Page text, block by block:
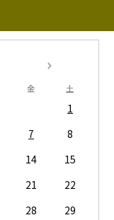
金 土
1
7
8
14
15
21
22
28
29